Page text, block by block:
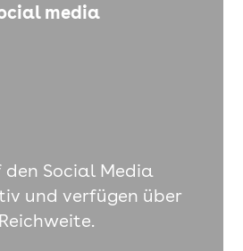
media
Social Media
und verfügen über